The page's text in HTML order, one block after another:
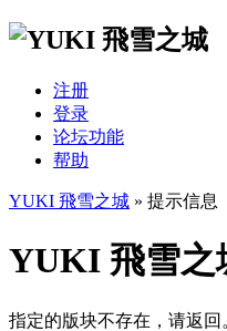
注册
登录
论坛功能
帮助
YUKI 飛雪之城 » 提示信息
YUKI 飛雪之
指定的版块不存在，请返回